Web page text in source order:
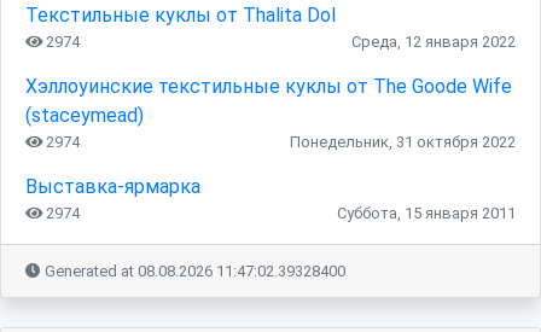
Текстильные куклы от Thalita Dol
2974 Среда, 12 января 2022
Хэллоуинские текстильные куклы от The Goode Wife
(staceymead)
2974 Понедельник, 31 октября 2022
Выставка-ярмарка
2974 Суббота, 15 января 2011
Generated at 08.08.2026 11:47:02.39328400